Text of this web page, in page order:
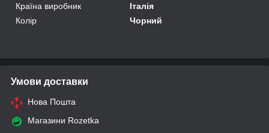
Країна виробник
Італія
Колір
Чорний
Умови доставки
Нова Пошта
Магазини Rozetka